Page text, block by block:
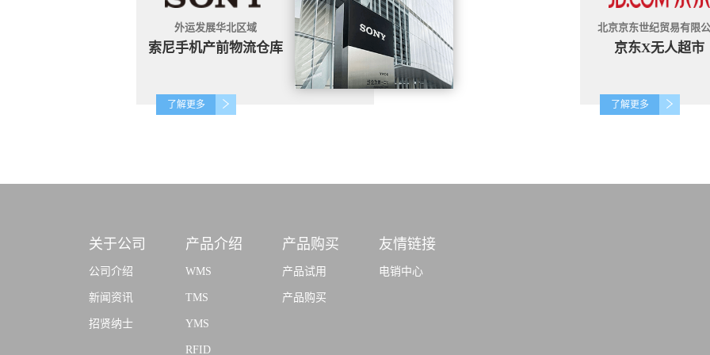
外运发展华北区域
索尼手机产前物流仓库
了解更多
北京京东世纪贸易有限
京东X无人超市
了解更多
关于公司
公司介绍
新闻资讯
招贤纳士
产品介绍
WMS
TMS
YMS
RFID
产品购买
产品试用
产品购买
友情链接
电销中心